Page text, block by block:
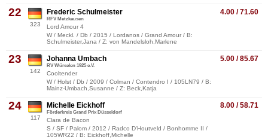
22
323
4.00 / 71.60
Frederic Schulmeister
RFV Metzkausen
Lord Amour 4
W / Meckl. / Db / 2015 / Lordanos / Grand Amour / B:
Schulmeister,Jana / Z: von Mandelsloh,Marlene
23
142
5.00 / 85.67
Johanna Umbach
RV Würselen 1925 e.V.
Cooltender
W / Holst / Db / 2009 / Colman / Contendro I / 105LN79 / B:
Mainz-Umbach,Susanne / Z: Beck,Katja
24
117
8.00 / 58.71
Michelle Eickhoff
Förderkreis Grand Prix Düsseldorf
Clara de Bacon
S / SF / Palom / 2012 / Radco D'Houtveld / Bonhomme II /
105WR22 / B: Eickhoff,Michelle